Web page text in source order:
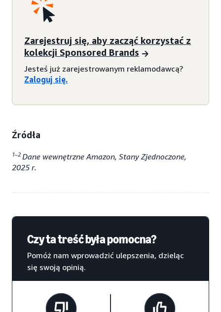
Zarejestruj się, aby zacząć korzystać z
kolekcji Sponsored Brands
Jesteś już zarejestrowanym reklamodawcą?
Zaloguj się.
Źródła
1–2 Dane wewnętrzne Amazon, Stany Zjednoczone,
2025 r.
Czy ta treść była pomocna?
Pomóż nam wprowadzić ulepszenia, dzieląc
się swoją opinią.